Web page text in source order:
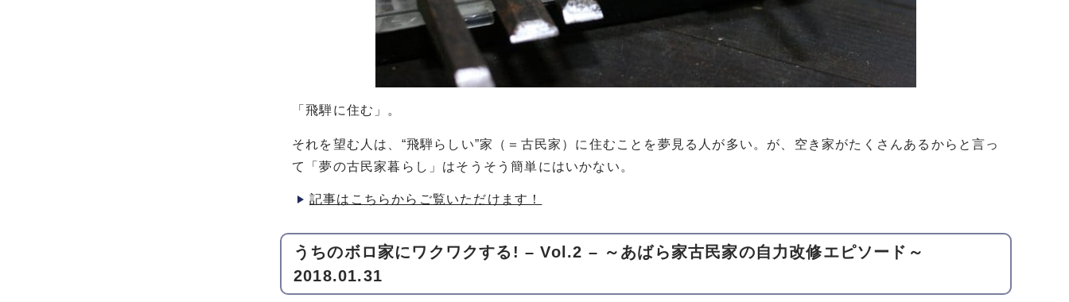
「飛騨に住む」。
それを望む人は、“飛騨らしい”家（＝古民家）に住むことを夢見る人が多い。が、空き家がたくさんあるからと言っ
て「夢の古民家暮らし」はそうそう簡単にはいかない。
記事はこちらからご覧いただけます！
うちのボロ家にワクワクする! – Vol.2 – ～あばら家古民家の自力改修エピソード～
2018.01.31